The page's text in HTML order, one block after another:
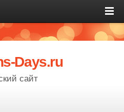
Days.ru
сайт